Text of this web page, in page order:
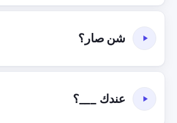
شن صار؟
عندك ___؟